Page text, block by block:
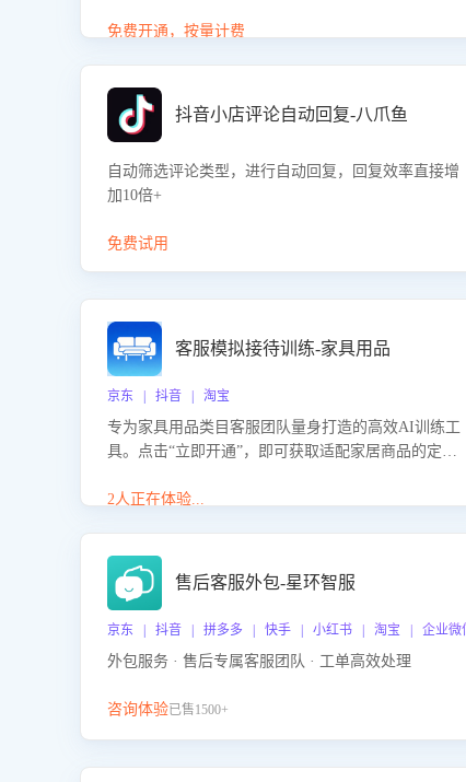
因，并输出可落地的改进建议，通过挖掘用户痛点驱
免费开通，按量计费
抖音小店评论自动回复-八爪鱼
自动筛选评论类型，进行自动回复，回复效率直接增
加10倍+
免费试用
客服模拟接待训练-家具用品
京东 | 抖音 | 淘宝
专为家具用品类目客服团队量身打造的高效AI训练工
具。点击“立即开通”，即可获取适配家居商品的定制
客服在家具用品功能、尺寸参数咨询等高频场景下的
2人正在体验...
售后客服外包-星环智服
京东 | 抖音 | 拼多多 | 快手 | 小红书 | 淘宝 | 企业微
外包服务 · 售后专属客服团队 · 工单高效处理
咨询体验已售1500+